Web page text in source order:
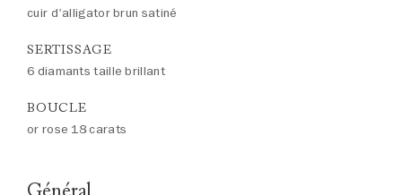
cuir d'alligator brun satiné
SERTISSAGE
6 diamants taille brillant
BOUCLE
or rose 18 carats